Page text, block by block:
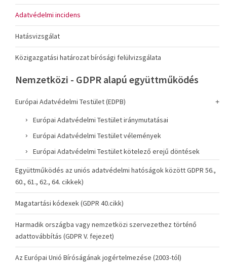
Adatvédelmi incidens
Hatásvizsgálat
Közigazgatási határozat bírósági felülvizsgálata
Nemzetközi - GDPR alapú együttműködés
Európai Adatvédelmi Testület (EDPB)
Európai Adatvédelmi Testület iránymutatásai
Európai Adatvédelmi Testület vélemények
Európai Adatvédelmi Testület kötelező erejű döntések
Együttműködés az uniós adatvédelmi hatóságok között GDPR 56.,
60., 61., 62., 64. cikkek)
Magatartási kódexek (GDPR 40.cikk)
Harmadik országba vagy nemzetközi szervezethez történő
adattovábbítás (GDPR V. fejezet)
Az Európai Unió Bíróságának jogértelmezése (2003-tól)